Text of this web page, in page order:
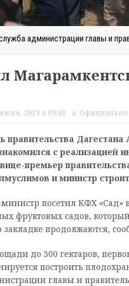
администрации главы и
2019 в 09:48 в: Официально
правительства
с реализацией
премьер
и министр
посетил КФХ «Сад»
фруктовых садов,
закладке продолжаются,
до 300 гектаров,
построить
главы и